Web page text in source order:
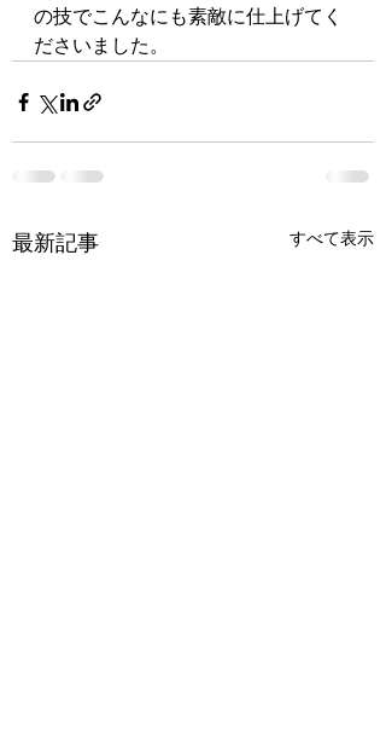
の技でこんなにも素敵に仕上げてく
ださいました。
最新記事 すべて表示